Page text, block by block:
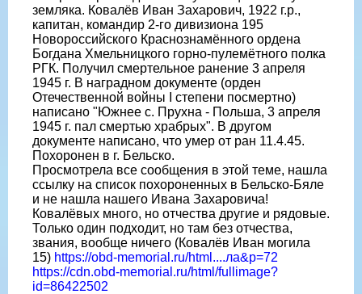
земляка. Ковалёв Иван Захарович, 1922 г.р.,
капитан, командир 2-го дивизиона 195
Новороссийского Краснознамённого ордена
Богдана Хмельницкого горно-пулемётного полка
РГК. Получил смертельное ранение 3 апреля
1945 г. В наградном документе (орден
Отечественной войны I степени посмертно)
написано "Южнее с. Прухна - Польша, 3 апреля
1945 г. пал смертью храбрых". В другом
документе написано, что умер от ран 11.4.45.
Похоронен в г. Бельско.
Просмотрела все сообщения в этой теме, нашла
ссылку на список похороненных в Бельско-Бяле
и не нашла нашего Ивана Захаровича!
Ковалёвых много, но отчества другие и рядовые.
Только один подходит, но там без отчества,
звания, вообще ничего (Ковалёв Иван могила
15) https://obd-memorial.ru/html....ла&p=72
https://cdn.obd-memorial.ru/html/fullimage?
id=86422502